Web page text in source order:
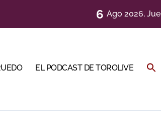
del toreo más allá del ruedo
de toros de Cambil
6 Ago 2026, Jue
EL PODCAST DE TOROLIVE